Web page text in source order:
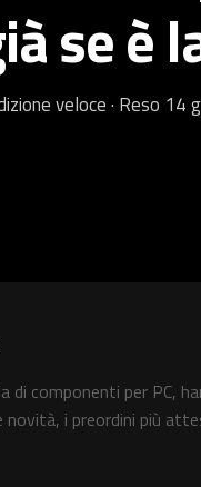
se è
veloce · Reso 14
componenti per PC,
novità, i preordini più